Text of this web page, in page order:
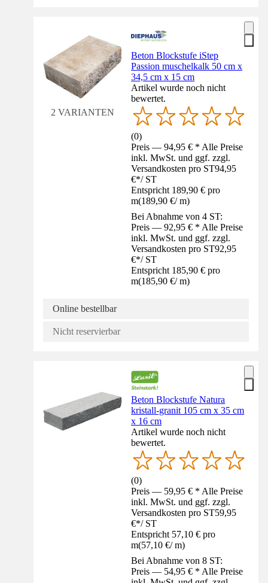
2 VARIANTEN
Beton Blockstufe iStep
Passion muschelkalk 50 cm x
34,5 cm x 15 cm
Artikel wurde noch nicht
bewertet.
(0)
Preis — 94,95 € * Alle Preise
inkl. MwSt. und ggf. zzgl.
Versandkosten pro ST94,95
€*/ ST
Entspricht 189,90 € pro
m(189,90 €/ m)
Bei Abnahme von 4 ST:
Preis — 92,95 € * Alle Preise
inkl. MwSt. und ggf. zzgl.
Versandkosten pro ST92,95
€*/ ST
Entspricht 185,90 € pro
m(185,90 €/ m)
Online bestellbar
Nicht reservierbar
Beton Blockstufe Natura
kristall-granit 105 cm x 35 cm
x 16 cm
Artikel wurde noch nicht
bewertet.
(0)
Preis — 59,95 € * Alle Preise
inkl. MwSt. und ggf. zzgl.
Versandkosten pro ST59,95
€*/ ST
Entspricht 57,10 € pro
m(57,10 €/ m)
Bei Abnahme von 8 ST:
Preis — 54,95 € * Alle Preise